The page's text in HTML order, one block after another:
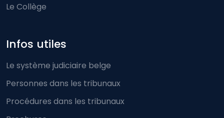
Le Collège
Infos utiles
Le système judiciaire belge
Personnes dans les tribunaux
Procédures dans les tribunaux